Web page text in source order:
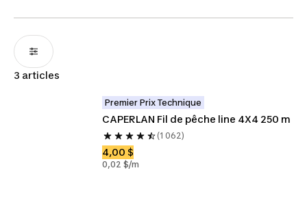
3 articles
Premier Prix Technique
CAPERLAN Fil de pêche line 4X4 250 m
(1 062)
4,00 $
0,02 $/m